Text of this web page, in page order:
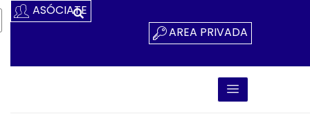
Ir
Al
ASÓCIATE
AREA PRIVADA